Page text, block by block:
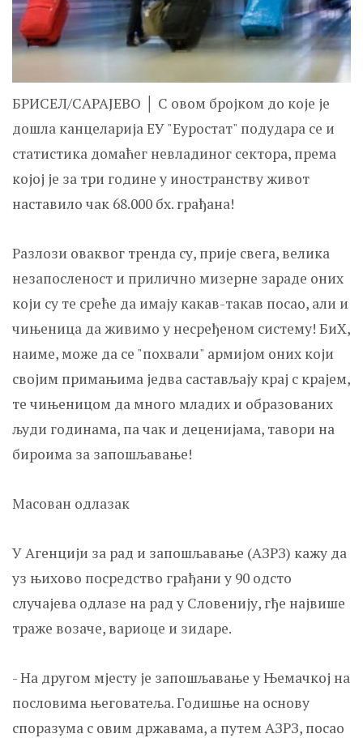
БРИСЕЛ/САРАЈЕВО │ С овом бројком до које је
дошла канцеларија ЕУ "Еуростат" подудара се и
статистика домаћег невладиног сектора, према
којој је за три године у иностранству живот
наставило чак 68.000 бх. грађана!
Разлози оваквог тренда су, прије свега, велика
незапосленост и прилично мизерне зараде оних
који су те среће да имају какав-такав посао, али и
чињеница да живимо у несређеном систему! БиХ,
наиме, може да се "похвали" армијом оних који
својим примањима једва састављају крај с крајем,
те чињеницом да много младих и образованих
људи годинама, па чак и деценијама, тавори на
бироима за запошљавање!
Масован одлазак
У Агенцији за рад и запошљавање (АЗРЗ) кажу да
уз њихово посредство грађани у 90 одсто
случајева одлазе на рад у Словенију, гђе највише
траже возаче, вариоце и зидаре.
- На другом мјесту је запошљавање у Њемачкој на
пословима његоватеља. Годишње на основу
споразума с овим државама, а путем АЗРЗ, посао